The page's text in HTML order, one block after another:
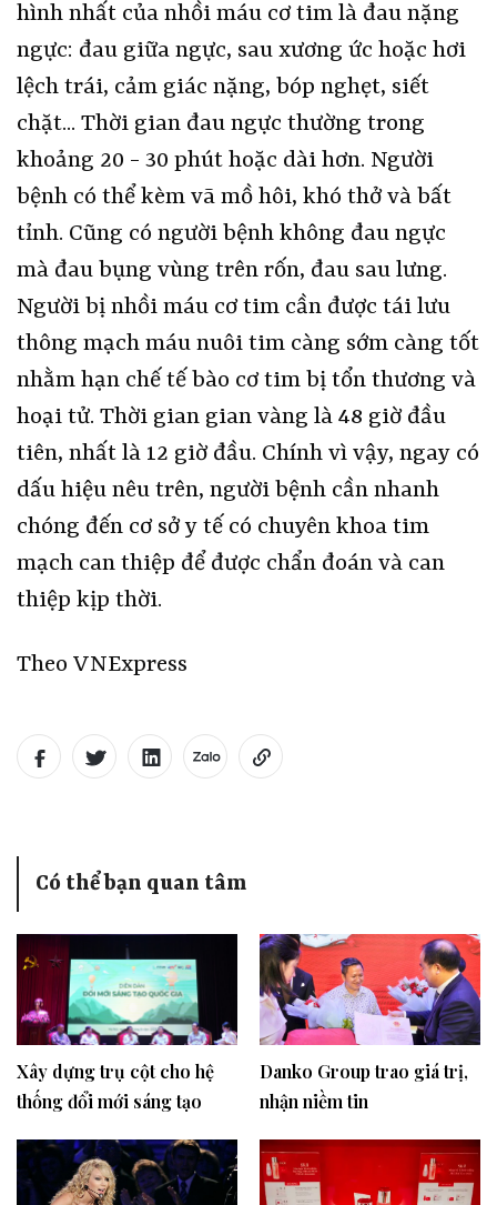
hình nhất của nhồi máu cơ tim là đau nặng
ngực: đau giữa ngực, sau xương ức hoặc hơi
lệch trái, cảm giác nặng, bóp nghẹt, siết
chặt... Thời gian đau ngực thường trong
khoảng 20 - 30 phút hoặc dài hơn. Người
bệnh có thể kèm vã mồ hôi, khó thở và bất
tỉnh. Cũng có người bệnh không đau ngực
mà đau bụng vùng trên rốn, đau sau lưng.
Người bị nhồi máu cơ tim cần được tái lưu
thông mạch máu nuôi tim càng sớm càng tốt
nhằm hạn chế tế bào cơ tim bị tổn thương và
hoại tử. Thời gian gian vàng là 48 giờ đầu
tiên, nhất là 12 giờ đầu. Chính vì vậy, ngay có
dấu hiệu nêu trên, người bệnh cần nhanh
chóng đến cơ sở y tế có chuyên khoa tim
mạch can thiệp để được chẩn đoán và can
thiệp kịp thời.
Theo VNExpress
Có thể bạn quan tâm
Xây dựng trụ cột cho hệ
thống đổi mới sáng tạo
Danko Group trao giá trị,
nhận niềm tin